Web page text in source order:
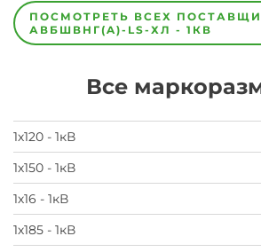
Завод Завод-
изготовитель
предпочел
на
завод
ПОСМОТРЕТЬ ВСЕХ
АВБШВНГ(A)-LS-ХЛ - 1КВ
Все
1х120 - 1кВ
1х150 - 1кВ
1х16 - 1кВ
1х185 - 1кВ